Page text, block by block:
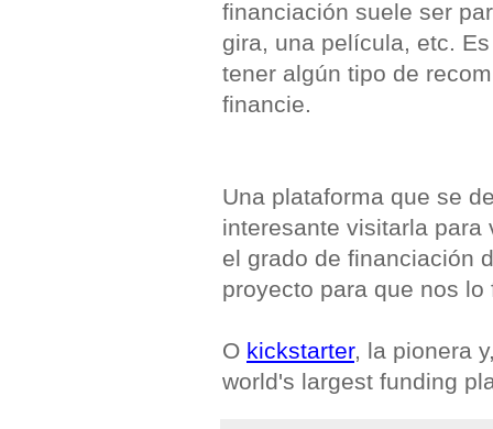
financiación suele ser
gira, una película, etc.
tener algún tipo de
financie.
Una plataforma que se
interesante visitarla para
el grado de financiación
proyecto para que nos
O kickstarter, la pionera
world's largest funding